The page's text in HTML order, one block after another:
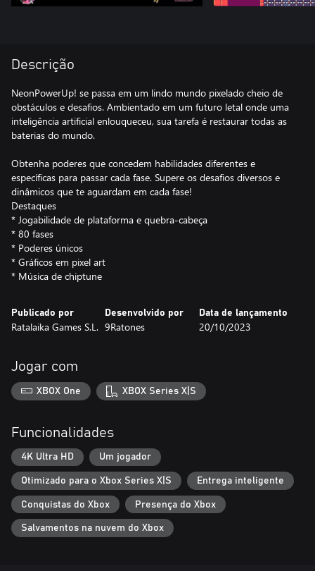
Descrição
NeonPowerUp! se passa em um lindo mundo pixelado cheio de
obstáculos e desafios. Ambientado em um futuro letal onde uma
inteligência artificial enlouqueceu, sua tarefa é restaurar todas as
baterias do mundo.
Obtenha poderes que concedem habilidades diferentes e
específicas para passar cada fase. Supere os desafios diversos e
dinâmicos que te aguardam em cada fase!
Destaques
* Jogabilidade de plataforma e quebra-cabeça
* 80 fases
* Poderes únicos
* Gráficos em pixel art
* Música de chiptune
Publicado por
Ratalaika Games S.L.
Desenvolvido por
9Ratones
Data de lançamento
20/10/2023
Jogar com
XBOX One XBOX Series X|S
Funcionalidades
4K Ultra HD Um jogador
Otimizado para o Xbox Series X|S Entrega inteligente
Conquistas do Xbox Presença do Xbox
Salvamentos na nuvem do Xbox